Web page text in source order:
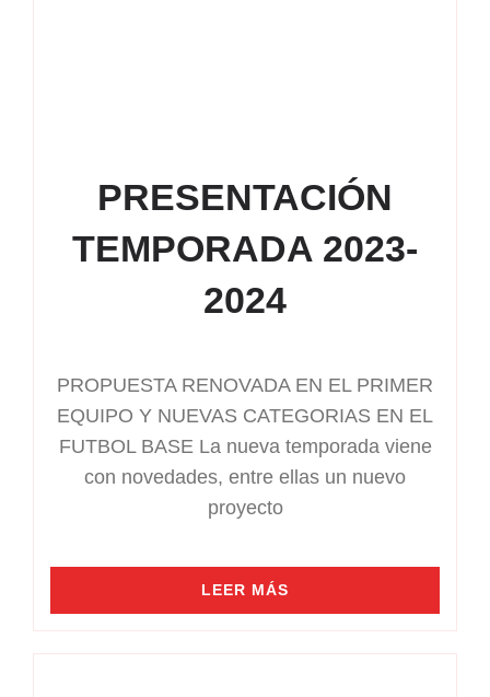
PRESENTACIÓN
TEMPORADA 2023-
2024
PROPUESTA RENOVADA EN EL PRIMER
EQUIPO Y NUEVAS CATEGORIAS EN EL
FUTBOL BASE La nueva temporada viene
con novedades, entre ellas un nuevo
proyecto
LEER MÁS